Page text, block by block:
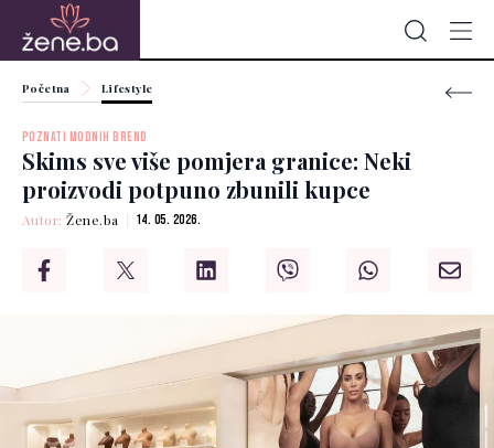
Početna Lifestyle
POZNATI MODNIH BREND
Skims sve više pomjera granice: Neki
proizvodi potpuno zbunili kupce
Autor:Žene.ba 14. 05. 2026.